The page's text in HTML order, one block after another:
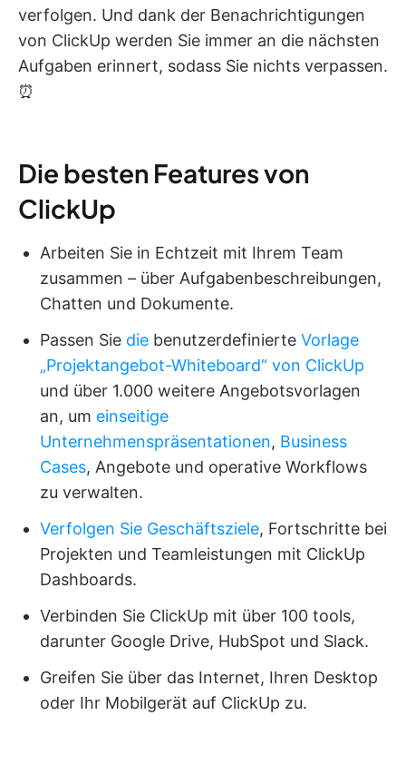
verfolgen. Und dank der Benachrichtigungen
von ClickUp werden Sie immer an die nächsten
Aufgaben erinnert, sodass Sie nichts verpassen.
⏰
Die besten Features von
ClickUp
Arbeiten Sie in Echtzeit mit Ihrem Team
zusammen – über Aufgabenbeschreibungen,
Chatten und Dokumente.
Passen Sie die benutzerdefinierte Vorlage
„Projektangebot-Whiteboard“ von ClickUp
und über 1.000 weitere Angebotsvorlagen
an, um einseitige
Unternehmenspräsentationen, Business
Cases, Angebote und operative Workflows
zu verwalten.
Verfolgen Sie Geschäftsziele, Fortschritte bei
Projekten und Teamleistungen mit ClickUp
Dashboards.
Verbinden Sie ClickUp mit über 100 tools,
darunter Google Drive, HubSpot und Slack.
Greifen Sie über das Internet, Ihren Desktop
oder Ihr Mobilgerät auf ClickUp zu.